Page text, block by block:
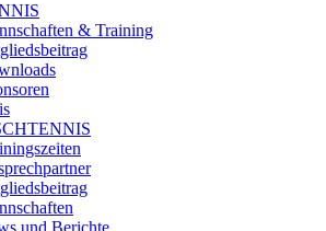
& Training
und Berichte